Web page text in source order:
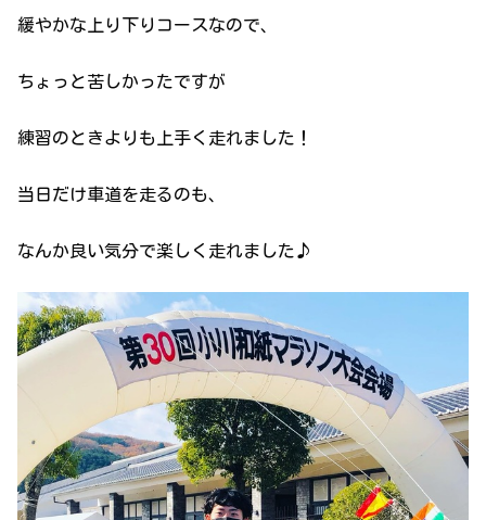
緩やかな上り下りコースなので、
ちょっと苦しかったですが
練習のときよりも上手く走れました！
当日だけ車道を走るのも、
なんか良い気分で楽しく走れました♪